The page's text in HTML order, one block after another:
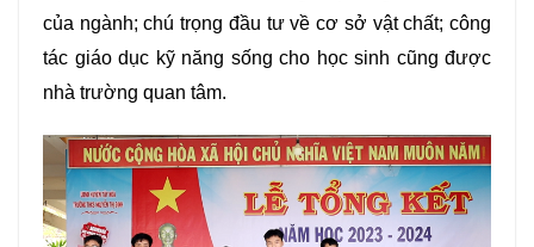
của ngành; chú trọng đầu tư về cơ sở vật chất; công
tác giáo dục kỹ năng sống cho học sinh cũng được
nhà trường quan tâm.